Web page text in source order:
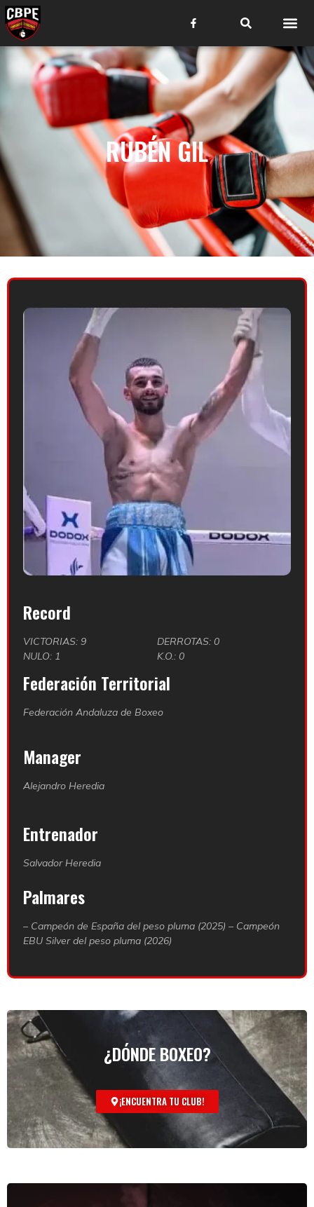
RUBÉN GIL
Record
VICTORIAS: 9
DERROTAS: 0
NULO: 1
K.O.: 0
Federación Territorial
Federación Andaluza de Boxeo
Manager
Alejandro Heredia
Entrenador
Salvador Heredia
Palmares
– Campeón de España del peso pluma (2025) – Campeón
EBU Silver del peso pluma (2026)
¿DÓNDE BOXEO?
¡ENCUENTRA TU CLUB!